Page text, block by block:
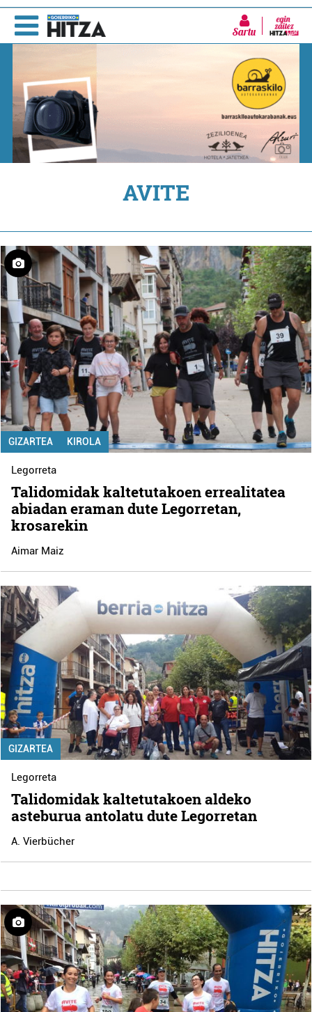
Sartu
AVITE
GIZARTEA KIROLA
Legorreta
Talidomidak kaltetutakoen errealitatea
abiadan eraman dute Legorretan,
krosarekin
Aimar Maiz
GIZARTEA
Legorreta
Talidomidak kaltetutakoen aldeko
asteburua antolatu dute Legorretan
A. Vierbücher